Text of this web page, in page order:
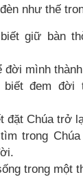
như thế
giữ bàn
mình
đem đời
đặt Chúa trở
trong
trong một